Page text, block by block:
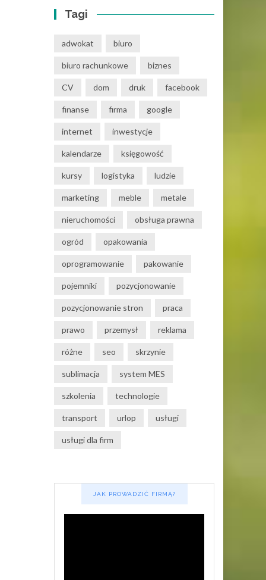
Tagi
adwokat biuro
biuro rachunkowe biznes
CV dom druk facebook
finanse firma google
internet inwestycje
kalendarze księgowość
kursy logistyka ludzie
marketing meble metale
nieruchomości obsługa prawna
ogród opakowania
oprogramowanie pakowanie
pojemniki pozycjonowanie
pozycjonowanie stron praca
prawo przemysł reklama
różne seo skrzynie
sublimacja system MES
szkolenia technologie
transport urlop usługi
usługi dla firm
JAK PROWADZIĆ FIRMĄ?